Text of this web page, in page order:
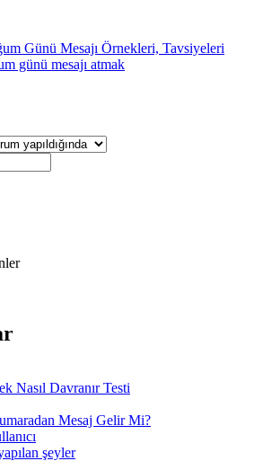
Günü Mesajı Örnekleri, Tavsiyeleri
günü mesajı atmak
Nasıl Davranır Testi
Mesaj Gelir Mi?
şeyler